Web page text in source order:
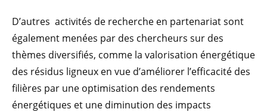
D’autres activités de recherche en partenariat sont
également menées par des chercheurs sur des
thèmes diversifiés, comme la valorisation énergétique
des résidus ligneux en vue d’améliorer l’efficacité des
filières par une optimisation des rendements
énergétiques et une diminution des impacts